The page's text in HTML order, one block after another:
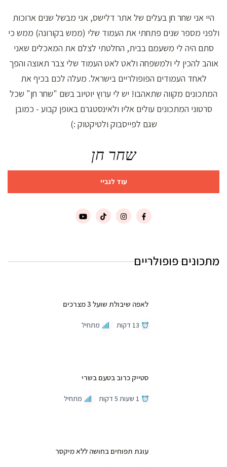
היי אני שחר חן בעלים של אתר דלישס, אני מבשל שנים ארוכות
ולפני מספר שנים פתחתי את העמוד שלי (ממש בקורונה) ממש כי
סתם היה לי משעמם בבית, החלטתי לצלם את המאכלים שאני
אוהב להכין לי ולמשפחה ולאט לאט העמוד שלי צבר תאוצה והפך
לאחד העמודים הפופולריים בישראל. מעלה לכם בכיף את
המתכונים מקווה שתאהבו! יש לי ערוץ יוטיוב בשם "שחר חן" שכל
סרטוני המתכונים עולים אליו ולאינסטגרם באופן קבוע - כמובן
שגם לפייסבוק ולטיקטוק :)
שחר חן
עוד לגביי
מתכונים פופולריים
לאפה שיבולת שועל 3 מצרכים
13 דקות מתחיל
סטייק כרוב בטעם בשרי
1 שעות 5 דקות מתחיל
עוגת תפוחים בחושה ללא מיקסר